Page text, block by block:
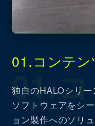
01.
01.コンテン
独自のHALOシリ
ソフトウェアをシ
ョン製作へのソリ